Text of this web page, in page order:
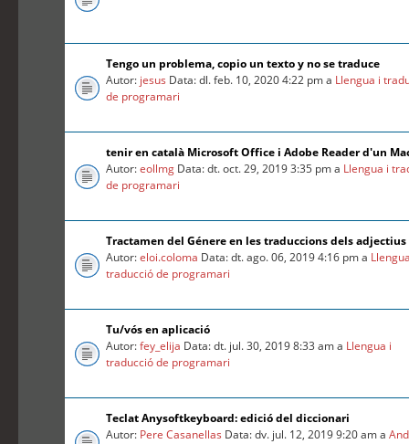
Tengo un problema, copio un texto y no se traduce
Autor: jesus Data: dl. feb. 10, 2020 4:22 pm a Llengua i
de programari
tenir en català Microsoft Office i Adobe Reader d'un
Autor:eollmg Data: dt. oct. 29, 2019 3:35 pm a Llengua i
de programari
Tractamen del Génere en les traduccions dels adjectius
Autor:eloi.coloma Data: dt. ago. 06, 2019 4:16 pm a
traducció de programari
Tu/vós en aplicació
Autor:fey_elija Data: dt. jul. 30, 2019 8:33 am a Llengua i
traducció de programari
Teclat Anysoftkeyboard: edició del diccionari
Autor: Pere Casanellas Data: dv. jul. 12, 2019 9:20 am a